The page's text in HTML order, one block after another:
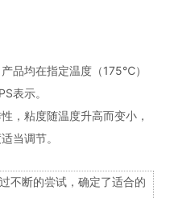
品均在指定温度（175℃）
表示。
，粘度随温度升高而变小，
当调节。
不断的尝试，确定了适合的